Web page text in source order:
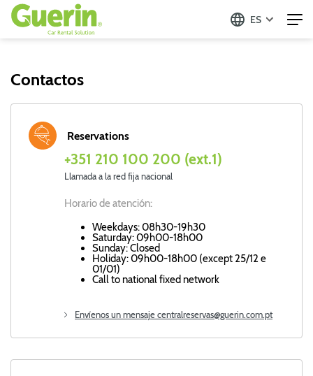
ES
Contactos
Departamentos
Reservations
+351 210 100 200 (ext.1)
Llamada a la red fija nacional
Horario de atención:
Weekdays: 08h30-19h30
Saturday: 09h00-18h00
Sunday: Closed
Holiday: 09h00-18h00 (except 25/12 e
01/01)
Call to national fixed network
Envíenos un mensaje centralreservas@guerin.com.pt